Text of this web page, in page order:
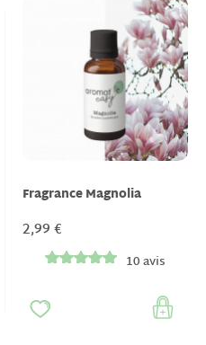
Fragrance Magnolia
2,99 €
10 avis